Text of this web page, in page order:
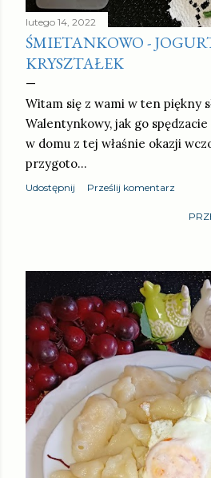
lutego 14, 2022
ŚMIETANKOWO -
KRYSZTAŁEK
Witam się z wami w ten piękny
Walentynkowy, jak go
w domu z tej właśnie okazji
przygoto…
Udostępnij Prześlij komentarz